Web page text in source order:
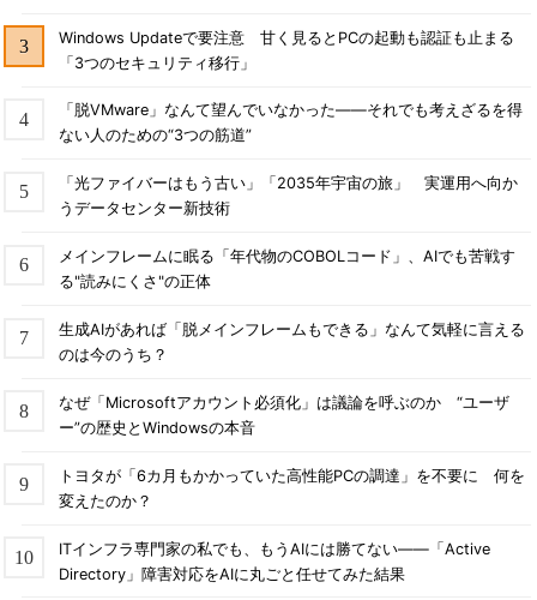
Windows Updateで要注意 甘く見るとPCの起動も認証も止まる
「3つのセキュリティ移行」
「脱VMware」なんて望んでいなかった――それでも考えざるを得
ない人のための“3つの筋道”
「光ファイバーはもう古い」「2035年宇宙の旅」 実運用へ向か
うデータセンター新技術
メインフレームに眠る「年代物のCOBOLコード」、AIでも苦戦す
る"読みにくさ"の正体
生成AIがあれば「脱メインフレームもできる」なんて気軽に言える
のは今のうち？
なぜ「Microsoftアカウント必須化」は議論を呼ぶのか “ユーザ
ー”の歴史とWindowsの本音
トヨタが「6カ月もかかっていた高性能PCの調達」を不要に 何を
変えたのか？
ITインフラ専門家の私でも、もうAIには勝てない――「Active
Directory」障害対応をAIに丸ごと任せてみた結果